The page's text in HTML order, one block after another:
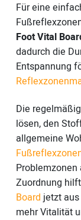
Für eine
Foot Vital
dadurch die
Entspannung
Die
lösen, den
allgemeine
Zuordnung
Board jetzt
mehr Vitalität